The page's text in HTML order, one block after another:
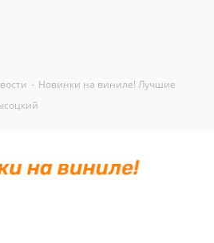
- Новинки на виниле! Лучшие